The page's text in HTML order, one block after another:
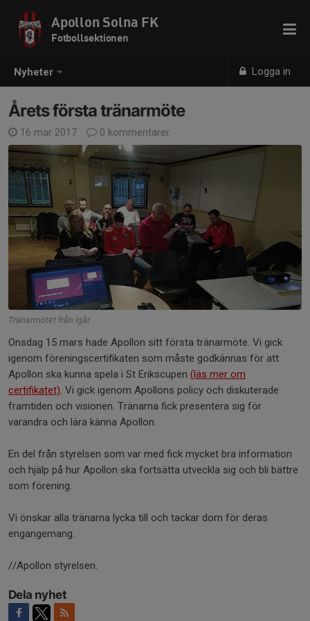
Nyheter Logga in
Apollon Solna FK
Fotbollsektionen
Årets första tränarmöte
16 mar 2017 0 kommentarer
Tränarmötet från igår
Onsdag 15 mars hade Apollon sitt första tränarmöte. Vi gick
igenom föreningscertifikaten som måste godkännas för att
Apollon ska kunna spela i St Erikscupen (läs mer om
certifikatet). Vi gick igenom Apollons policy och diskuterade
framtiden och visionen. Tränarna fick presentera sig för
varandra och lära känna Apollon.
En del från styrelsen som var med fick mycket bra information
och hjälp på hur Apollon ska fortsätta utveckla sig och bli bättre
som förening.
Vi önskar alla tränarna lycka till och tackar dom för deras
engangemang.
//Apollon styrelsen.
Dela nyhet